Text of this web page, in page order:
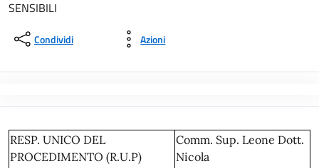
SENSIBILI
Condividi Azioni
RESP. UNICO DEL
PROCEDIMENTO (R.U.P)
Comm. Sup. Leone Dott.
Nicola